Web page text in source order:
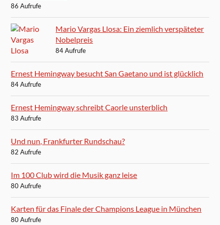
86 Aufrufe
Mario Vargas Llosa: Ein ziemlich verspäteter
Nobelpreis
84 Aufrufe
Ernest Hemingway besucht San Gaetano und ist glücklich
84 Aufrufe
Ernest Hemingway schreibt Caorle unsterblich
83 Aufrufe
Und nun, Frankfurter Rundschau?
82 Aufrufe
Im 100 Club wird die Musik ganz leise
80 Aufrufe
Karten für das Finale der Champions League in München
80 Aufrufe